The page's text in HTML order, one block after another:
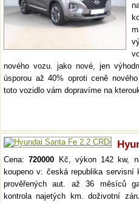
nového vozu. jako nové, jen
úsporou až 40% oproti ceně
toto vozidlo vám dopravíme na
Cena:720000 Kč, výkon 142 kw,
koupeno v: česká republika
prověřených aut. až 36 měsíců
kontrola najetých km. doživotní